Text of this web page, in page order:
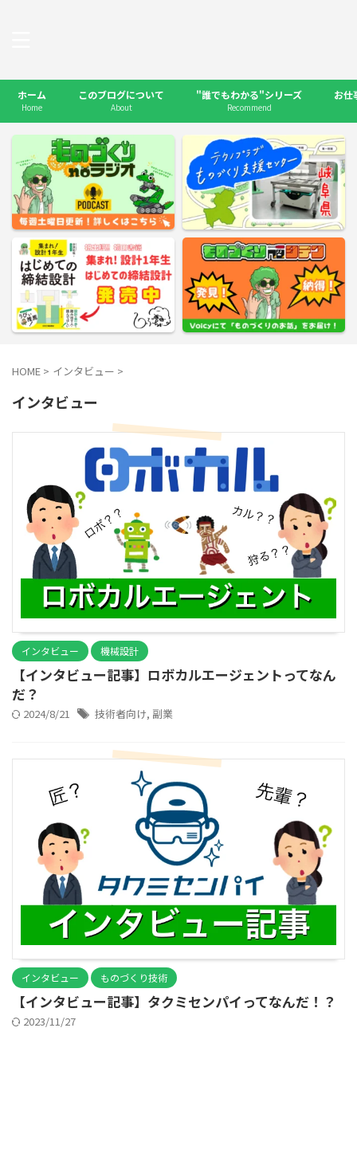
ホーム
Home
このブログについて
About
"誰でもわかる"シリーズ
Recommend
お仕
HOME > インタビュー >
インタビュー
インタビュー 機械設計
【インタビュー記事】ロボカルエージェントってなん
だ？
2024/8/21 技術者向け, 副業
インタビュー ものづくり技術
【インタビュー記事】タクミセンパイってなんだ！？
2023/11/27